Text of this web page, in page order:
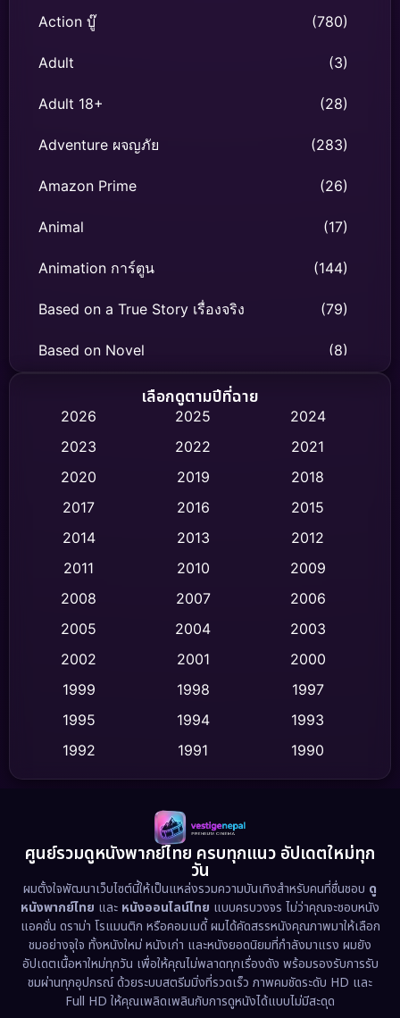
Action บู๊ (780)
Adult (3)
Adult 18+ (28)
Adventure ผจญภัย (283)
Amazon Prime (26)
Animal (17)
Animation การ์ตูน (144)
Based on a True Story เรื่องจริง (79)
Based on Novel (8)
Biography ชีวิตจริง
Classic หนังคลาสสิก (47)
Comedy ตลก (454)
Crime อาชญากรรม (532)
Cult Film
Dance เต้น (10)
Detective สืบสวน (62)
Disaster (13)
Disney+ (5)
Documentary สารคดี (94)
Drama ดราม่า (1,513)
Dystopian (17)
เลือกดูตามปีที่ฉาย
2026 2025
2024
2023
2022
2021
2020
2019
2018
2017
2016
2015
2014
2013
2012
2011
2010
2009
2008
2007
2006
2005
2004
2003
2002
2001
2000
1999
1998
1997
1995
1994
1993
1992
1991
1990
1989
1988
1986
1983
1978
1974
1962
ศูนย์รวมดูหนังพากย์ไทย ครบทุกแนว อัปเดตใหม่ทุก
วัน
ผมตั้งใจพัฒนาเว็บไซต์นี้ให้เป็นแหล่งรวมความบันเทิงสำหรับคนที่ชื่นชอบ ดู
หนังพากย์ไทย และ หนังออนไลน์ไทย แบบครบวงจร ไม่ว่าคุณจะชอบหนัง
แอคชั่น ดราม่า โรแมนติก หรือคอมเมดี้ ผมได้คัดสรรหนังคุณภาพมาให้เลือก
ชมอย่างจุใจ ทั้งหนังใหม่ หนังเก่า และหนังยอดนิยมที่กำลังมาแรง ผมยัง
อัปเดตเนื้อหาใหม่ทุกวัน เพื่อให้คุณไม่พลาดทุกเรื่องดัง พร้อมรองรับการรับ
ชมผ่านทุกอุปกรณ์ ด้วยระบบสตรีมมิ่งที่รวดเร็ว ภาพคมชัดระดับ HD และ
Full HD ให้คุณเพลิดเพลินกับการดูหนังได้แบบไม่มีสะดุด